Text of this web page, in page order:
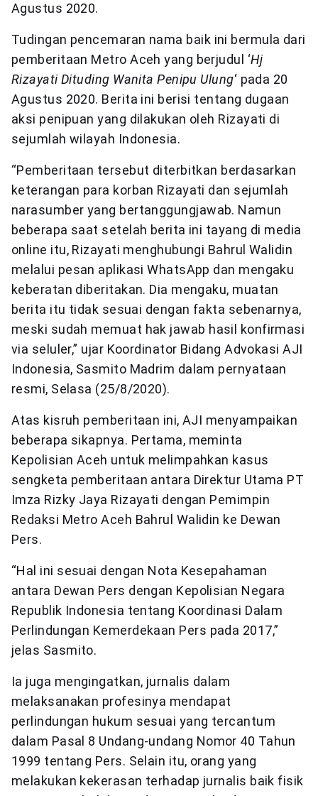
Agustus 2020.
Tudingan pencemaran nama baik ini bermula dari
pemberitaan Metro Aceh yang berjudul ‘Hj
Rizayati Dituding Wanita Penipu Ulung‘ pada 20
Agustus 2020. Berita ini berisi tentang dugaan
aksi penipuan yang dilakukan oleh Rizayati di
sejumlah wilayah Indonesia.
“Pemberitaan tersebut diterbitkan berdasarkan
keterangan para korban Rizayati dan sejumlah
narasumber yang bertanggungjawab. Namun
beberapa saat setelah berita ini tayang di media
online itu, Rizayati menghubungi Bahrul Walidin
melalui pesan aplikasi WhatsApp dan mengaku
keberatan diberitakan. Dia mengaku, muatan
berita itu tidak sesuai dengan fakta sebenarnya,
meski sudah memuat hak jawab hasil konfirmasi
via seluler,” ujar Koordinator Bidang Advokasi AJI
Indonesia, Sasmito Madrim dalam pernyataan
resmi, Selasa (25/8/2020).
Atas kisruh pemberitaan ini, AJI menyampaikan
beberapa sikapnya. Pertama, meminta
Kepolisian Aceh untuk melimpahkan kasus
sengketa pemberitaan antara Direktur Utama PT
Imza Rizky Jaya Rizayati dengan Pemimpin
Redaksi Metro Aceh Bahrul Walidin ke Dewan
Pers.
“Hal ini sesuai dengan Nota Kesepahaman
antara Dewan Pers dengan Kepolisian Negara
Republik Indonesia tentang Koordinasi Dalam
Perlindungan Kemerdekaan Pers pada 2017,”
jelas Sasmito.
Ia juga mengingatkan, jurnalis dalam
melaksanakan profesinya mendapat
perlindungan hukum sesuai yang tercantum
dalam Pasal 8 Undang-undang Nomor 40 Tahun
1999 tentang Pers. Selain itu, orang yang
melakukan kekerasan terhadap jurnalis baik fisik